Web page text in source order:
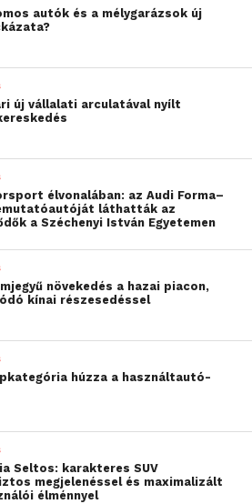
hiszen a holnap startoló
lesz, aki számít.
az Autószalon egy új korszak
a benzinüzemű járművek
fejlődésének száz évvel
motor show egy még újabb
A szuperkönnyű kasznik és
kibocsátású autók mellett a
az elektromos, hibrid és
állnak: az autógyártók
új évezred kihívásaira Genfben.
autók és a mélygarázsok új
új vállalati arculatával nyílt
élvonalában: az Audi Forma–
láthatták az
a Széchenyi István Egyetemen
növekedés a hazai piacon,
kínai részesedéssel
húzza a használtautó-
Seltos: karakteres SUV
megjelenéssel és maximalizált
élménnyel